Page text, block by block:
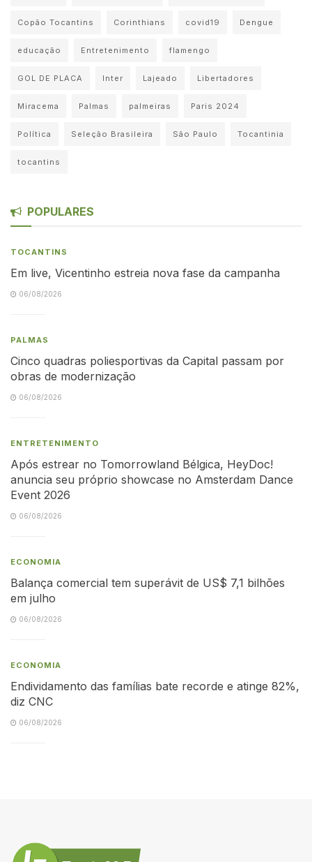
Copão Tocantins Corinthians covid19 Dengue
educação Entretenimento flamengo
GOL DE PLACA Inter Lajeado Libertadores
Miracema Palmas palmeiras Paris 2024
Política Seleção Brasileira São Paulo Tocantinia
tocantins
POPULARES
TOCANTINS
Em live, Vicentinho estreia nova fase da campanha
06/08/2026
PALMAS
Cinco quadras poliesportivas da Capital passam por
obras de modernização
06/08/2026
ENTRETENIMENTO
Após estrear no Tomorrowland Bélgica, HeyDoc!
anuncia seu próprio showcase no Amsterdam Dance
Event 2026
06/08/2026
ECONOMIA
Balança comercial tem superávit de US$ 7,1 bilhões
em julho
06/08/2026
ECONOMIA
Endividamento das famílias bate recorde e atinge 82%,
diz CNC
06/08/2026